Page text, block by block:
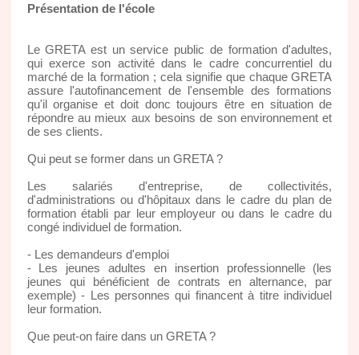
Présentation de l'école
Le GRETA est un service public de formation d'adultes,
qui exerce son activité dans le cadre concurrentiel du
marché de la formation ; cela signifie que chaque GRETA
assure l'autofinancement de l'ensemble des formations
qu'il organise et doit donc toujours être en situation de
répondre au mieux aux besoins de son environnement et
de ses clients.
Qui peut se former dans un GRETA ?
Les salariés d'entreprise, de collectivités,
d'administrations ou d'hôpitaux dans le cadre du plan de
formation établi par leur employeur ou dans le cadre du
congé individuel de formation.
- Les demandeurs d'emploi
- Les jeunes adultes en insertion professionnelle (les
jeunes qui bénéficient de contrats en alternance, par
exemple) - Les personnes qui financent à titre individuel
leur formation.
Que peut-on faire dans un GRETA ?